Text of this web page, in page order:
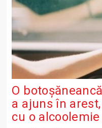
O
a ajuns în
cu o alcoolemie